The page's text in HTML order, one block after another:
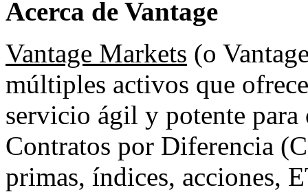
Acerca de Vantage
Vantage Markets (o
múltiples activos que
servicio ágil y potente para
Contratos por Diferencia
primas, índices, acciones,